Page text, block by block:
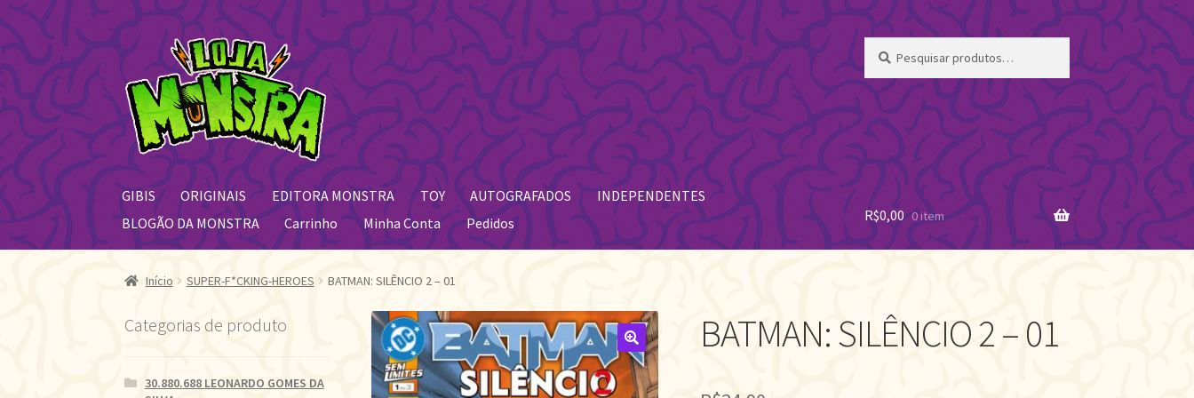
Pular
para
navegação
Pular
para
o
conteúdo
por:
GIBIS ORIGINAIS EDITORA MONSTRA TOY AUTOGRAFADOS
INDEPENDENTES
BLOGÃO DA MONSTRA
Carrinho Minha Conta Pedidos R$0,00 0 item
Início SUPER-F*CKING-HEROES BATMAN: SILÊNCIO 2 – 01
🔍
BATMAN: SILÊNCIO 2 – 01
Categorias de produto
30.880.688 LEONARDO GOMES DA